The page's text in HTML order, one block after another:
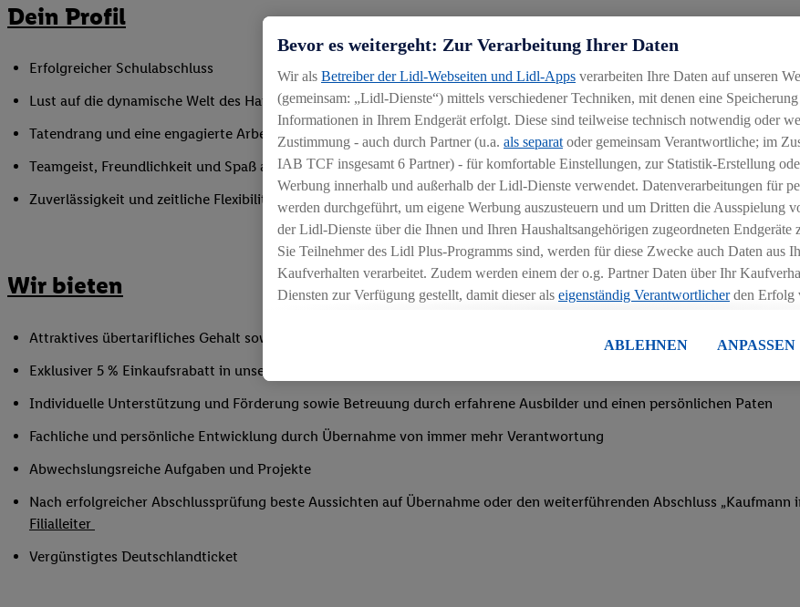
Dein Profil
Erfolgreicher Schulabschluss
Lust auf die dynamische Welt des Handels
Tatendrang und eine engagierte Arbeitsweise
Teamgeist, Freundlichkeit und Spaß am Umgang mit Menschen
Zuverlässigkeit und zeitliche Flexibilität innerhalb der Öffnungszeiten deiner Filiale
Wir bieten
Attraktives übertarifliches Gehalt sowie Urlaubs- und Weihnachtsgeld
Exklusiver 5 % Einkaufsrabatt in unseren Filialen
Individuelle Unterstützung und Förderung sowie Betreuung durch erfahrene Ausbilder und einen persönlichen Paten
Fachliche und persönliche Entwicklung durch Übernahme von immer mehr Verantwortung
Abwechslungsreiche Aufgaben und Projekte
Nach erfolgreicher Abschlussprüfung beste Aussichten auf Übernahme oder den weiterführenden Abschluss „Kaufmann
Filialleiter
Vergünstigtes Deutschlandticket
Bevor es weitergeht: Zur Verarbeitung Ihrer Daten
Wir als Betreiber der Lidl-Webseiten und Lidl-Apps verarbeiten Ihre Daten auf unseren
(gemeinsam: „Lidl-Dienste“) mittels verschiedener Techniken, mit denen eine
Informationen in Ihrem Endgerät erfolgt. Diese sind teilweise technisch notwendig oder
Zustimmung - auch durch Partner (u.a. als separat oder gemeinsam Verantwortliche; im
IAB TCF insgesamt 6 Partner) - für komfortable Einstellungen, zur Statistik-Erstellung
Werbung innerhalb und außerhalb der Lidl-Dienste verwendet. Datenverarbeitungen für
werden durchgeführt, um eigene Werbung auszusteuern und um Dritten die Ausspielung
der Lidl-Dienste über die Ihnen und Ihren Haushaltsangehörigen zugeordneten Endgeräte
Sie Teilnehmer des Lidl Plus-Programms sind, werden für diese Zwecke auch Daten aus
Kaufverhalten verarbeitet. Zudem werden einem der o.g. Partner Daten über Ihr
Diensten zur Verfügung gestellt, damit dieser als eigenständig Verantwortlicherden Erfolg
Die Erstellung personalisierter Werbung basiert auf der Generierung von auch mit Daten
angereicherten Profilen. Dies umfasst die Zusammenführung von Daten (z.B. über Ihre
Ihr Kaufverhalten in den Lidl-Diensten, Informationen aus Ihrem Kundenkonto - z.B.
sowie Ihre genauen Standortdaten) auch über verschiedene Endgeräte und Lidl-Dienste
Speichern von und/ oder dem Zugriff auf Informationen auf Ihren Endgeräten zur
(sogenannten Segmenten). Im Zusammenhang mit dem Ausspielen dieser Werbung
zur Leistungs-/ Erfolgsmessung der Werbung, zur Zielgruppenforschung, zur Entwicklung
zur technischen Sicherung und Optimierung dieser Werbeausspielungen.
Sofern Sie hier Ihre Zustimmung dazu erteilen und danach ein Lidl Plus-Konto erstellen
ABLEHNEN ANPASSEN